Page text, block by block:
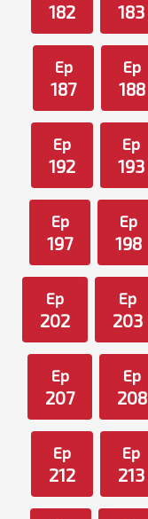
182 183
Ep
187
Ep
188
Ep
192
Ep
193
Ep
197
Ep
198
Ep
202
Ep
203
Ep
207
Ep
208
Ep
212
Ep
213